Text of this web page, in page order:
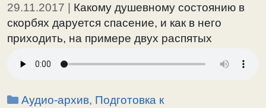
29.11.2017 | Какому душевному состоянию в
скорбях даруется спасение, и как в него
приходить, на примере двух распятых
благодать. (14 мин.) О смерти обольщенного,
непрощенных грехах, по жизни и перед
Рубрики
Аудио-архив, Подготовка к